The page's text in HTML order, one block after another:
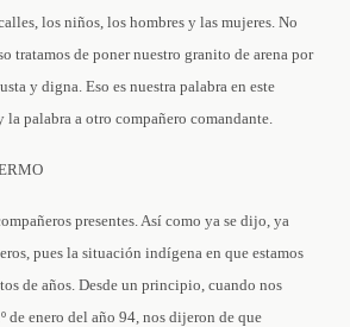
los niños, los hombres y las mujeres. No
tratamos de poner nuestro granito de arena por
y digna. Eso es nuestra palabra en este
palabra a otro compañero comandante.
presentes. Así como ya se dijo, ya
pues la situación indígena en que estamos
de años. Desde un principio, cuando nos
de enero del año 94, nos dijeron de que